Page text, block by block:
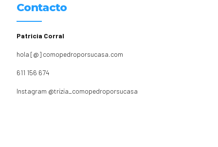
Contacto
Patricia Corral
hola [@] comopedroporsucasa.com
611 156 674
Instagram @trizia_comopedroporsucasa